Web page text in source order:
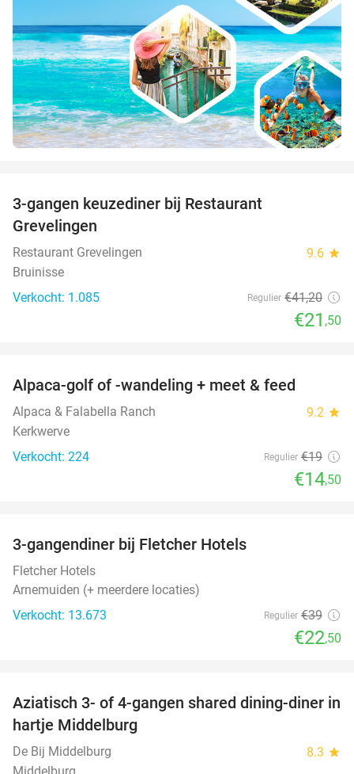
3-gangen keuzediner bij Restaurant
Grevelingen
Restaurant Grevelingen 9.6 star
Bruinisse
Verkocht: 1.085
Regulier €41,20
€21 ,50
Alpaca-golf of -wandeling + meet & feed
Alpaca & Falabella Ranch 9.2 star
Kerkwerve
Verkocht: 224
Regulier €19
€14,50
3-gangendiner bij Fletcher Hotels
Fletcher Hotels
Arnemuiden (+ meerdere locaties)
Verkocht: 13.673
Regulier €39
€22,50
36%
Aziatisch 3- of 4-gangen shared dining-diner in
hartje Middelburg
De Bij Middelburg 8.3 star